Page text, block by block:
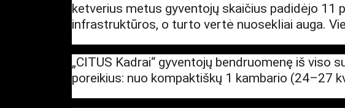
ketverius metus gyventojų skaičius padidėjo 11
infrastruktūros, o turto vertė nuosekliai auga.
„CITUS Kadrai“ gyventojų bendruomenę iš
poreikius: nuo kompaktiškų 1 kambario (24–27